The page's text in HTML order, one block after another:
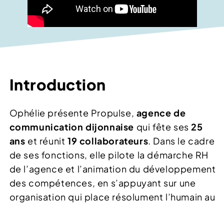
Introduction
Ophélie présente Propulse, agence de
communication dijonnaise qui fête ses25
ans et réunit 19 collaborateurs. Dans le cadre
de ses fonctions, elle pilote la démarche RH
de l’agence et l’animation du développement
des compétences, en s’appuyant sur une
organisation qui place résolument l’humain au